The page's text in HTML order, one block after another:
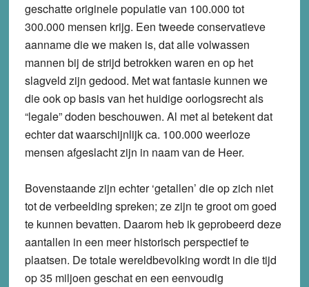
geschatte originele populatie van 100.000 tot
300.000 mensen krijg. Een tweede conservatieve
aanname die we maken is, dat alle volwassen
mannen bij de strijd betrokken waren en op het
slagveld zijn gedood. Met wat fantasie kunnen we
die ook op basis van het huidige oorlogsrecht als
“legale” doden beschouwen. Al met al betekent dat
echter dat waarschijnlijk ca. 100.000 weerloze
mensen afgeslacht zijn in naam van de Heer.
Bovenstaande zijn echter ‘getallen’ die op zich niet
tot de verbeelding spreken; ze zijn te groot om goed
te kunnen bevatten. Daarom heb ik geprobeerd deze
aantallen in een meer historisch perspectief te
plaatsen. De totale wereldbevolking wordt in die tijd
op 35 miljoen geschat en een eenvoudig